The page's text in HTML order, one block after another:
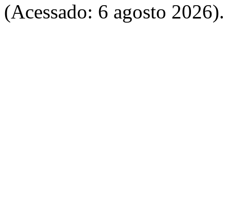
(Acessado: 6 agosto 2026).